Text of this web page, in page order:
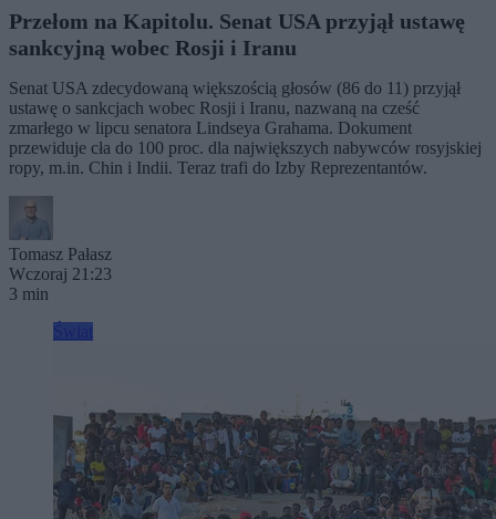
Przełom na Kapitolu. Senat USA przyjął ustawę
sankcyjną wobec Rosji i Iranu
Senat USA zdecydowaną większością głosów (86 do 11) przyjął
ustawę o sankcjach wobec Rosji i Iranu, nazwaną na cześć
zmarłego w lipcu senatora Lindseya Grahama. Dokument
przewiduje cła do 100 proc. dla największych nabywców rosyjskiej
ropy, m.in. Chin i Indii. Teraz trafi do Izby Reprezentantów.
Tomasz Pałasz
Wczoraj 21:23
3 min